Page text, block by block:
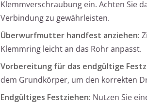
Klemmverschraubung ein. Achten Sie
Verbindung zu gewährleisten.
Überwurfmutter handfest anziehen:
Klemmring leicht an das Rohr anpasst.
Vorbereitung für das endgültige
dem Grundkörper, um den korrekten
Endgültiges Festziehen: Nutzen Sie